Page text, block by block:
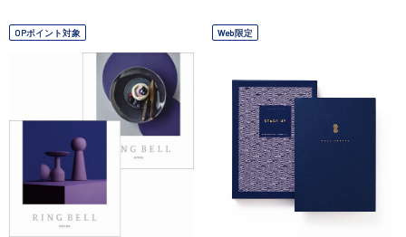
OPポイント対象 Web限定